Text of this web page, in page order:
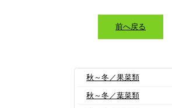
前へ戻る
秋～冬／果菜類
秋～冬／葉菜類